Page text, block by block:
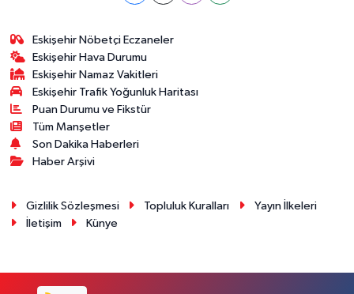
Eskişehir Nöbetçi Eczaneler
Eskişehir Hava Durumu
Eskişehir Namaz Vakitleri
Eskişehir Trafik Yoğunluk Haritası
Puan Durumu ve Fikstür
Tüm Manşetler
Son Dakika Haberleri
Haber Arşivi
Gizlilik Sözleşmesi Topluluk Kuralları
Yayın İlkeleri
İletişim
Künye